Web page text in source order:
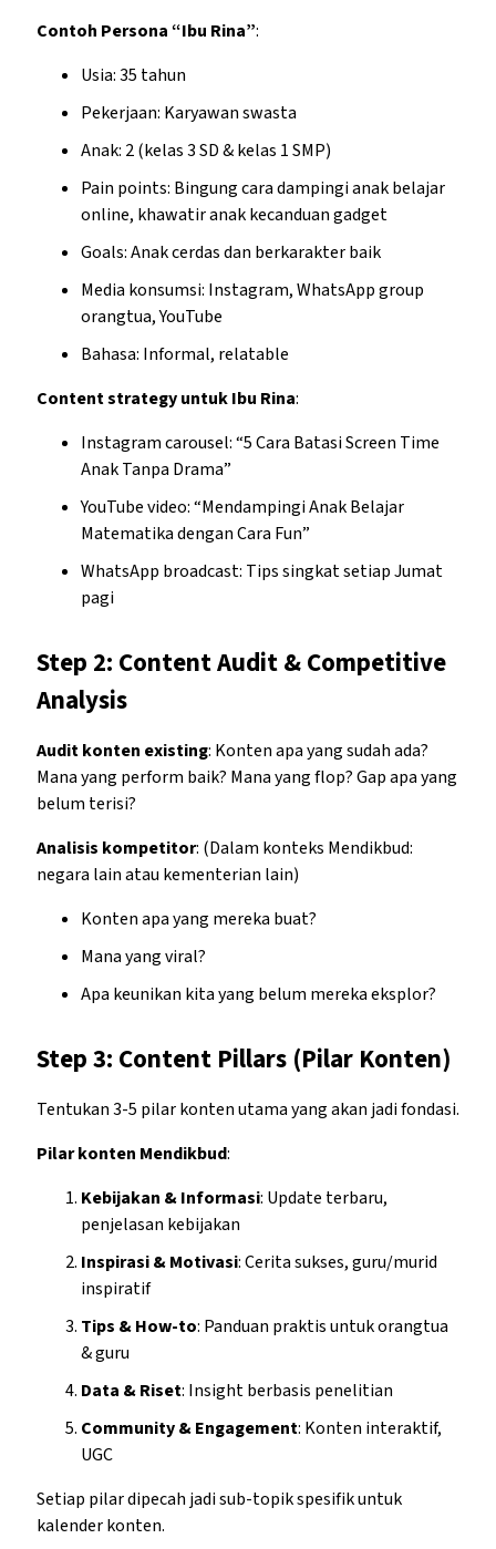
Contoh Persona “Ibu Rina”:
Usia: 35 tahun
Pekerjaan: Karyawan swasta
Anak: 2 (kelas 3 SD & kelas 1 SMP)
Pain points: Bingung cara dampingi anak belajar
online, khawatir anak kecanduan gadget
Goals: Anak cerdas dan berkarakter baik
Media konsumsi: Instagram, WhatsApp group
orangtua, YouTube
Bahasa: Informal, relatable
Content strategy untuk Ibu Rina:
Instagram carousel: “5 Cara Batasi Screen Time
Anak Tanpa Drama”
YouTube video: “Mendampingi Anak Belajar
Matematika dengan Cara Fun”
WhatsApp broadcast: Tips singkat setiap Jumat
pagi
Step 2: Content Audit & Competitive
Analysis
Audit konten existing: Konten apa yang sudah ada?
Mana yang perform baik? Mana yang flop? Gap apa yang
belum terisi?
Analisis kompetitor: (Dalam konteks Mendikbud:
negara lain atau kementerian lain)
Konten apa yang mereka buat?
Mana yang viral?
Apa keunikan kita yang belum mereka eksplor?
Step 3: Content Pillars (Pilar Konten)
Tentukan 3-5 pilar konten utama yang akan jadi fondasi.
Pilar konten Mendikbud:
Kebijakan & Informasi: Update terbaru,
penjelasan kebijakan
Inspirasi & Motivasi: Cerita sukses, guru/murid
inspiratif
Tips & How-to: Panduan praktis untuk orangtua
& guru
Data & Riset: Insight berbasis penelitian
Community & Engagement: Konten interaktif,
UGC
Setiap pilar dipecah jadi sub-topik spesifik untuk
kalender konten.